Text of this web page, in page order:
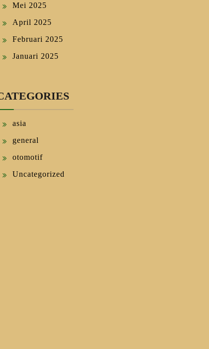
Mei 2025
April 2025
Februari 2025
Januari 2025
asia
general
otomotif
Uncategorized